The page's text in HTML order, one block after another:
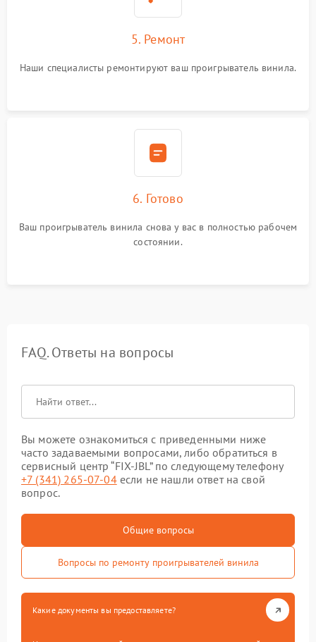
5. Ремонт
Наши специалисты ремонтируют ваш проигрыватель винила.
6. Готово
Ваш проигрыватель винила снова у вас в полностью рабочем
состоянии.
FAQ. Ответы на вопросы
Вы можете ознакомиться с приведенными ниже
часто задаваемыми вопросами, либо обратиться в
сервисный центр “FIX-JBL” по следующему телефону
+7 (341) 265-07-04если не нашли ответ на свой
вопрос.
Общие вопросы
Вопросы по ремонту проигрывателей винила
Какие документы вы предоставляете?